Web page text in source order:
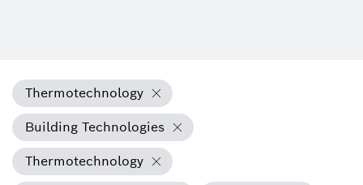
Thermotechnology
Building Technologies
Thermotechnology